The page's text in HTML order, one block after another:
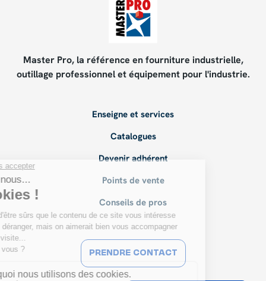
Master Pro, la référence en fourniture industrielle,
outillage professionnel et équipement pour l'industrie.
Enseigne et services
Catalogues
Devenir adhérent
Points de vente
Conseils de pros
PRENDRE CONTACT